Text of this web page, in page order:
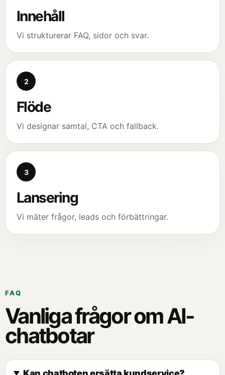
Innehåll
Vi strukturerar FAQ, sidor och svar.
2
Flöde
Vi designar samtal, CTA och fallback.
3
Lansering
Vi mäter frågor, leads och förbättringar.
FAQ
Vanliga frågor om AI-
chatbotar